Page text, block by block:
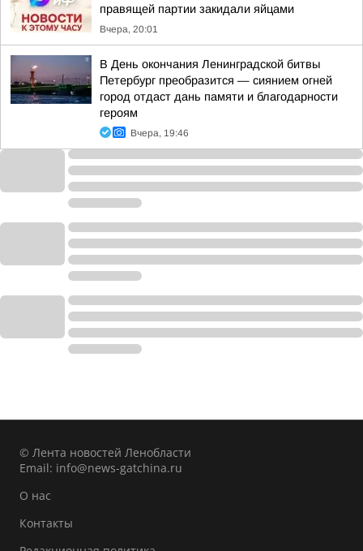
правящей партии закидали яйцами
Вчера, 20:01
В День окончания Ленинградской битвы
Петербург преобразится — сиянием огней
город отдаст дань памяти и благодарности
героям
Вчера, 19:46
© Лента новостей Ленобласти
Email: info@news-gatchina.ru
О нас
Контакты